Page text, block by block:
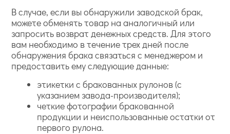
В случае, если вы обнаружили заводской брак,
можете обменять товар на аналогичный или
запросить возврат денежных средств. Для этого
вам необходимо в течение трех дней после
обнаружения брака связаться с менеджером и
предоставить ему следующие данные:
этикетки с бракованных рулонов (с
указанием завода-производителя);
четкие фотографии бракованной
продукции и неиспользованные остатки от
первого рулона.